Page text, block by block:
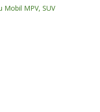
Mobil MPV, SUV